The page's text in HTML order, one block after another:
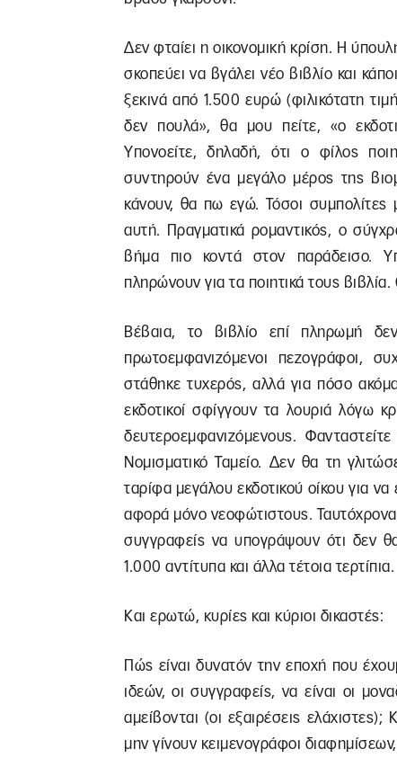
Δεν φταίει η οικονομική κρίση. Η
σκοπεύει να βγάλει νέο βιβλίο και
ξεκινά από 1.500 ευρώ (φιλικότατη
δεν πουλά», θα μου πείτε, «ο
Υπονοείτε, δηλαδή, ότι ο φίλος
συντηρούν ένα μεγάλο μέρος της
κάνουν, θα πω εγώ. Τόσοι
αυτή. Πραγματικά ρομαντικός, ο
βήμα πιο κοντά στον παράδεισο.
πληρώνουν για τα ποιητικά τους βιβλία.
Βέβαια, το βιβλίο επί πληρωμή
πρωτοεμφανιζόμενοι πεζογράφοι,
στάθηκε τυχερός, αλλά για πόσο
εκδοτικοί σφίγγουν τα λουριά λόγω
δευτεροεμφανιζόμενους.
Νομισματικό Ταμείο. Δεν θα τη
ταρίφα μεγάλου εκδοτικού οίκου για
αφορά μόνο νεοφώτιστους.
συγγραφείς να υπογράψουν ότι δεν
1.000 αντίτυπα και άλλα τέτοια τερτίπια.
Και ερωτώ, κυρίες και κύριοι δικαστές:
Πώς είναι δυνατόν την εποχή που
ιδεών, οι συγγραφείς, να είναι οι
αμείβονται (οι εξαιρέσεις
μην γίνουν κειμενογράφοι